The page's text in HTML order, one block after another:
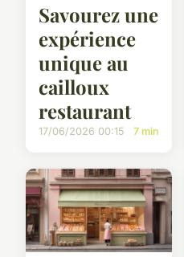
Savourez une
expérience
unique au
cailloux
restaurant
17/06/2026 00:15 7 min